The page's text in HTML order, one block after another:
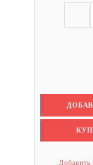
Добавить